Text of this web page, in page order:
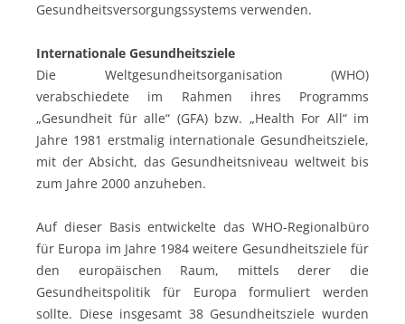
Gesundheitsversorgungssystems verwenden.
Internationale Gesundheitsziele
Die Weltgesundheitsorganisation (WHO)
verabschiedete im Rahmen ihres Programms
„Gesundheit für alle“ (GFA) bzw. „Health For All“ im
Jahre 1981 erstmalig internationale Gesundheitsziele,
mit der Absicht, das Gesundheitsniveau weltweit bis
zum Jahre 2000 anzuheben.
Auf dieser Basis entwickelte das WHO-Regionalbüro
für Europa im Jahre 1984 weitere Gesundheitsziele für
den europäischen Raum, mittels derer die
Gesundheitspolitik für Europa formuliert werden
sollte. Diese insgesamt 38 Gesundheitsziele wurden